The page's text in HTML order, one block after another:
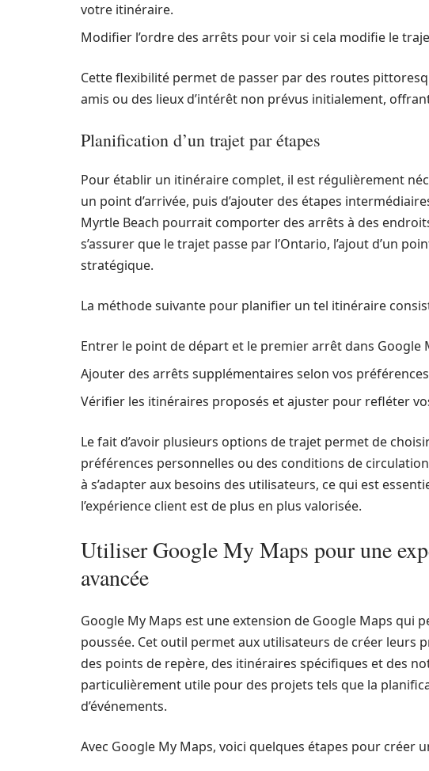
votre itinéraire.
Modifier l’ordre des arrêts pour voir si cela modifie le
Cette flexibilité permet de passer par des routes
amis ou des lieux d’intérêt non prévus initialement,
Planification d’un trajet par étapes
Pour établir un itinéraire complet, il est régulièrement
un point d’arrivée, puis d’ajouter des étapes
Myrtle Beach pourrait comporter des arrêts à des
s’assurer que le trajet passe par l’Ontario, l’ajout d’un
stratégique.
La méthode suivante pour planifier un tel itinéraire
Entrer le point de départ et le premier arrêt dans Google
Ajouter des arrêts supplémentaires selon vos
Vérifier les itinéraires proposés et ajuster pour refléter
Le fait d’avoir plusieurs options de trajet permet de
préférences personnelles ou des conditions de
à s’adapter aux besoins des utilisateurs, ce qui est
l’expérience client est de plus en plus valorisée.
Utiliser Google My Maps pour une
avancée
Google My Maps est une extension de Google Maps qui
poussée. Cet outil permet aux utilisateurs de créer leurs
des points de repère, des itinéraires spécifiques et des
particulièrement utile pour des projets tels que la
d’événements.
Avec Google My Maps, voici quelques étapes pour créer